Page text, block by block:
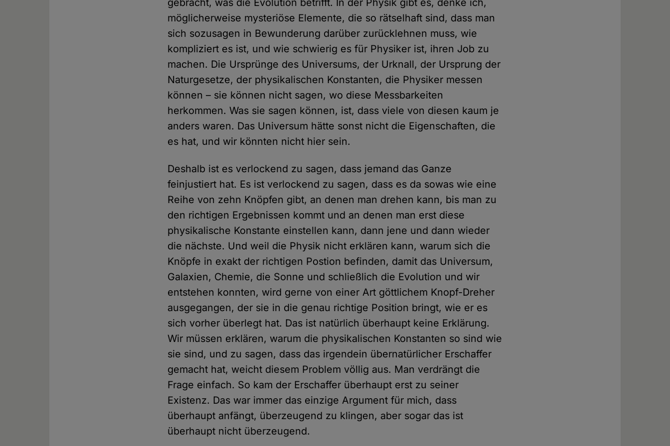
gebracht, was die Evolution betrifft. In der Physik gibt es, denke ich,
möglicherweise mysteriöse Elemente, die so rätselhaft sind, dass man
sich sozusagen in Bewunderung darüber zurücklehnen muss, wie
kompliziert es ist, und wie schwierig es für Physiker ist, ihren Job zu
machen. Die Ursprünge des Universums, der Urknall, der Ursprung der
Naturgesetze, der physikalischen Konstanten, die Physiker messen
können – sie können nicht sagen, wo diese Messbarkeiten
herkommen. Was sie sagen können, ist, dass viele von diesen kaum je
anders waren. Das Universum hätte sonst nicht die Eigenschaften, die
es hat, und wir könnten nicht hier sein.
Deshalb ist es verlockend zu sagen, dass jemand das Ganze
feinjustiert hat. Es ist verlockend zu sagen, dass es da sowas wie eine
Reihe von zehn Knöpfen gibt, an denen man drehen kann, bis man zu
den richtigen Ergebnissen kommt und an denen man erst diese
physikalische Konstante einstellen kann, dann jene und dann wieder
die nächste. Und weil die Physik nicht erklären kann, warum sich die
Knöpfe in exakt der richtigen Postion befinden, damit das Universum,
Galaxien, Chemie, die Sonne und schließlich die Evolution und wir
entstehen konnten, wird gerne von einer Art göttlichem Knopf-Dreher
ausgegangen, der sie in die genau richtige Position bringt, wie er es
sich vorher überlegt hat. Das ist natürlich überhaupt keine Erklärung.
Wir müssen erklären, warum die physikalischen Konstanten so sind wie
sie sind, und zu sagen, dass das irgendein übernatürlicher Erschaffer
gemacht hat, weicht diesem Problem völlig aus. Man verdrängt die
Frage einfach. So kam der Erschaffer überhaupt erst zu seiner
Existenz. Das war immer das einzige Argument für mich, dass
überhaupt anfängt, überzeugend zu klingen, aber sogar das ist
überhaupt nicht überzeugend.